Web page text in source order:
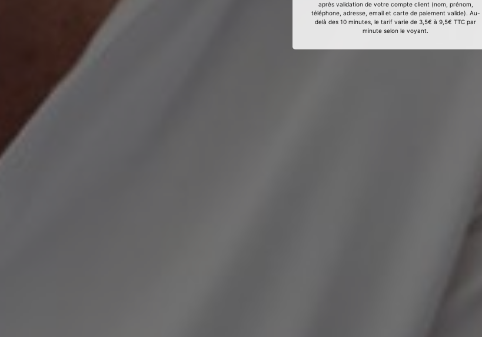
après validation de votre compte client (nom, prénom,
téléphone, adresse, email et carte de paiement valide). Au-
delà des 10 minutes, le tarif varie de 3,5€ à 9,5€ TTC par
minute selon le voyant.